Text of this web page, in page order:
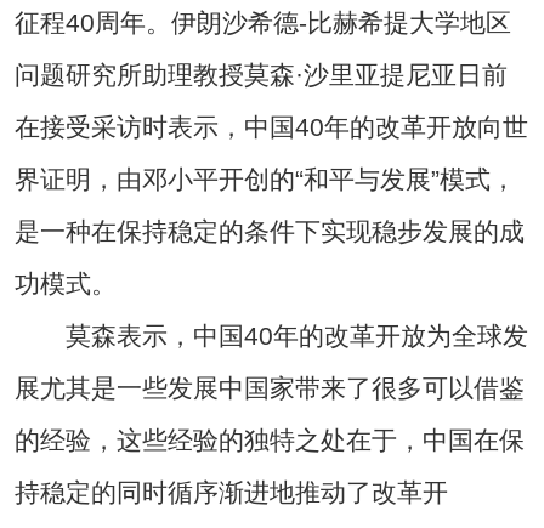
征程40周年。伊朗沙希德-比赫希提大学地区
问题研究所助理教授莫森·沙里亚提尼亚日前
在接受采访时表示，中国40年的改革开放向世
界证明，由邓小平开创的“和平与发展”模式，
是一种在保持稳定的条件下实现稳步发展的成
功模式。
莫森表示，中国40年的改革开放为全球发
展尤其是一些发展中国家带来了很多可以借鉴
的经验，这些经验的独特之处在于，中国在保
持稳定的同时循序渐进地推动了改革开